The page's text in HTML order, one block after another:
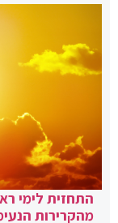
התחזית לימי
מהקרירות